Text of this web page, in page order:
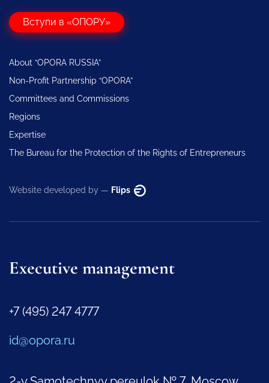
Вступи в «ОПОРУ»
About “OPORA RUSSIA”
Non-Profit Partnership “OPORA”
Committees and Commissions
Regions
Expertise
The Bureau for the Protection of the Rights of Entrepreneurs
Website developed by — Flips
Executive management
+7 (495) 247 4777
id@opora.ru